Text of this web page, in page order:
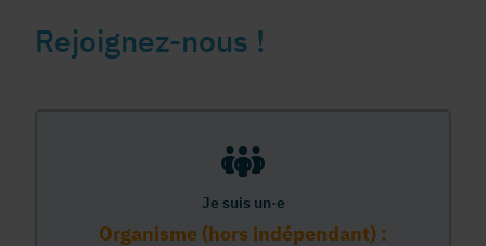
Rejoignez-nous !
Je suis un·e
Organisme (hors indépendant) :